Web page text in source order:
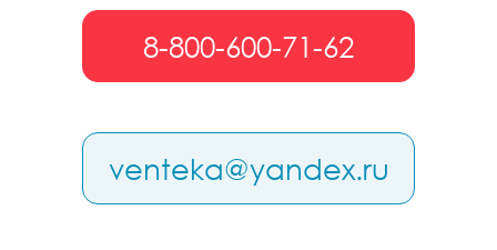
8-800-600-71-62
venteka@yandex.ru